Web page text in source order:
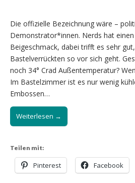
Die offizielle Bezeichnung wäre –
Demonstrator*innen. Nerds hat
Beigeschmack, dabei trifft es sehr
Bastelverrückten so vor sich geht.
noch 34° Crad Außentemperatur?
Im Bastelzimmer ist es nur wenig
Embossen…
Weiterlesen →
Teilen mit:
Pinterest Facebook